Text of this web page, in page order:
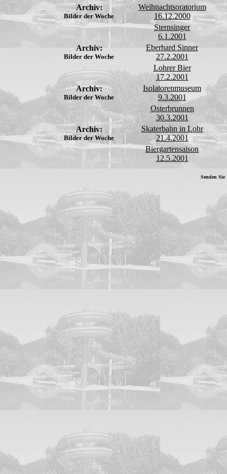
Archiv:
Bilder der Woche
Weihnachtsoratorium
16.12.2000
Sternsinger
6.1.2001
Archiv:
Bilder der Woche
Eberhard Sinner
27.2.2001
Lohrer Bier
17.2.2001
Archiv:
Bilder der Woche
Isolatorenmuseum
9.3.2001
Osterbrunnen
30.3.2001
Archiv:
Bilder der Woche
Skaterbahn in Lohr
21.4.2001
Biergartensaison
12.5.2001
Senden